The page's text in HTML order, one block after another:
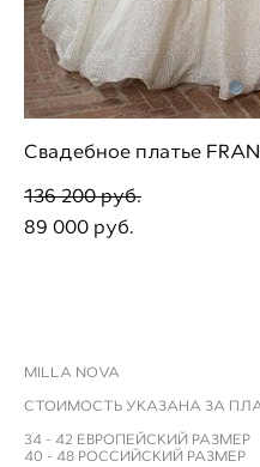
Свадебное платье
136 200 pуб.
89 000 pуб.
MILLA NOVA
СТОИМОСТЬ УКАЗАНА ЗА
34 - 42 ЕВРОПЕЙСКИЙ РАЗМЕР
40 - 48 РОССИЙСКИЙ РАЗМЕР